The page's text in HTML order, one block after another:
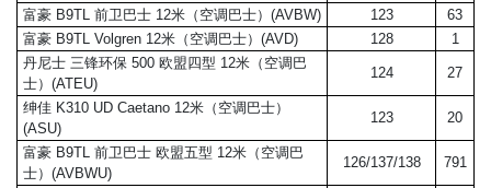
富豪 B9TL 前卫巴士 12米（空调巴士）(AVBW)
123
63
富豪 B9TL Volgren 12米（空调巴士）(AVD)
128
1
丹尼士 三锋环保 500 欧盟四型 12米（空调巴
士）(ATEU)
124 27
绅佳 K310 UD Caetano 12米（空调巴士）
(ASU)
123 20
富豪 B9TL 前卫巴士 欧盟五型 12米（空调巴
士）(AVBWU)
126/137/138 791